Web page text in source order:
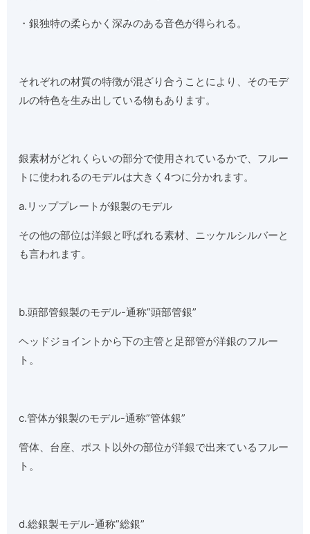
・銀独特の柔らかく深みのある音色が得られる。
それぞれの材質の特徴が混ざり合うことにより、そのモデ
ルの特色を生み出している物もあります。
銀素材がどれくらいの部分で使用されているかで、フルー
トに使われるのモデルは大きく4つに分かれます。
a.リッププレートが銀製のモデル
その他の部位は洋銀と呼ばれる素材、ニッケルシルバーと
も言われます。
b.頭部管銀製のモデル-通称”頭部管銀”
ヘッドジョイントから下の主管と足部管が洋銀のフルー
ト。
c.管体が銀製のモデル-通称”管体銀”
管体、台座、ポスト以外の部位が洋銀で出来ているフルー
ト。
d.総銀製モデル-通称”総銀”